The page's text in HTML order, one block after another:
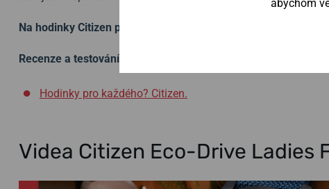
Na hodinky Citizen poskytujeme záruku 7 let.
Recenze a testování:
Hodinky pro každého? Citizen.
Videa Citizen Eco-Drive Ladies
abychom